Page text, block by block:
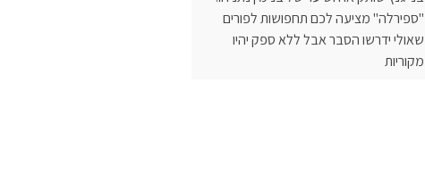
"ספירלה" מציעה לכם תחפושות לפורים
שאולי ידרשו הסבר אבל ללא ספק יהיו
מקוריות